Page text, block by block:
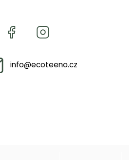
info@ecoteeno.cz